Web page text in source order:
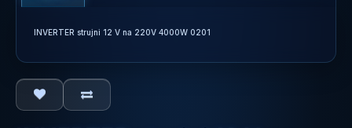
INVERTER strujni 12 V na 220V 4000W 0201